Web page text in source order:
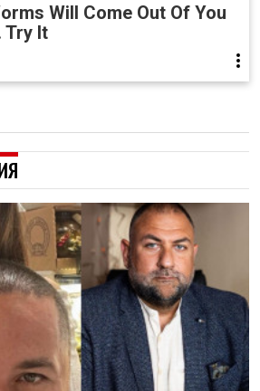
Will Come Out Of You
Try It